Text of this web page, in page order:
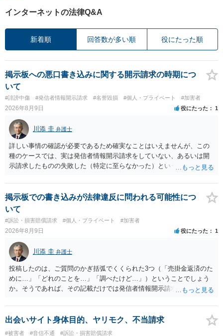
インターネットの法律Q&A
新着順 回答数が多い順 役にたった順
掲示板への悪口書き込みに関する開示請求の時期につ
いて
#誹謗中傷 #発信者情報開示請求 #名誉毀損 #個人・プライベート #加害者
2026年8月9日 役にたった 1
川添 圭 弁護士
詳しい事情の確認が必要であるため確実なことはいえませんが、この
種のケースでは、実は発信者情報開示請求をしていない、あるいは開
示請求したものの失敗した（特定に至らなかった）という事案が比較
な投稿をする場合にはなおさら）。
掲示板での書き込みが法律違反に問われる可能性につ
いて
#訴訟・損害賠償請求 #個人・プライベート #加害者
2026年8月9日 役にたった 1
川添 圭 弁護士
投稿したのは、ご質問のかぎ括弧でくくられた3つ（「売掛金返済のた
めに…」「どれのことを…」「調べたけど…」）ということでしょう
か。そうであれば、その記載だけでは発信者情報開示請求が認められ
ただ、「328が名誉毀損、偽計業務妨害、侮辱罪、ストーカー等に関す
る法律違反に該当するといわれ」とのことですので、ご質問に書かれ
ていない何らかの背景事情があれば、回答は180度変わるかもしれませ
出会いサイト身体目的、ヤリモク、不当請求
#被害者 #音信不通 #訴訟・損害賠償請求